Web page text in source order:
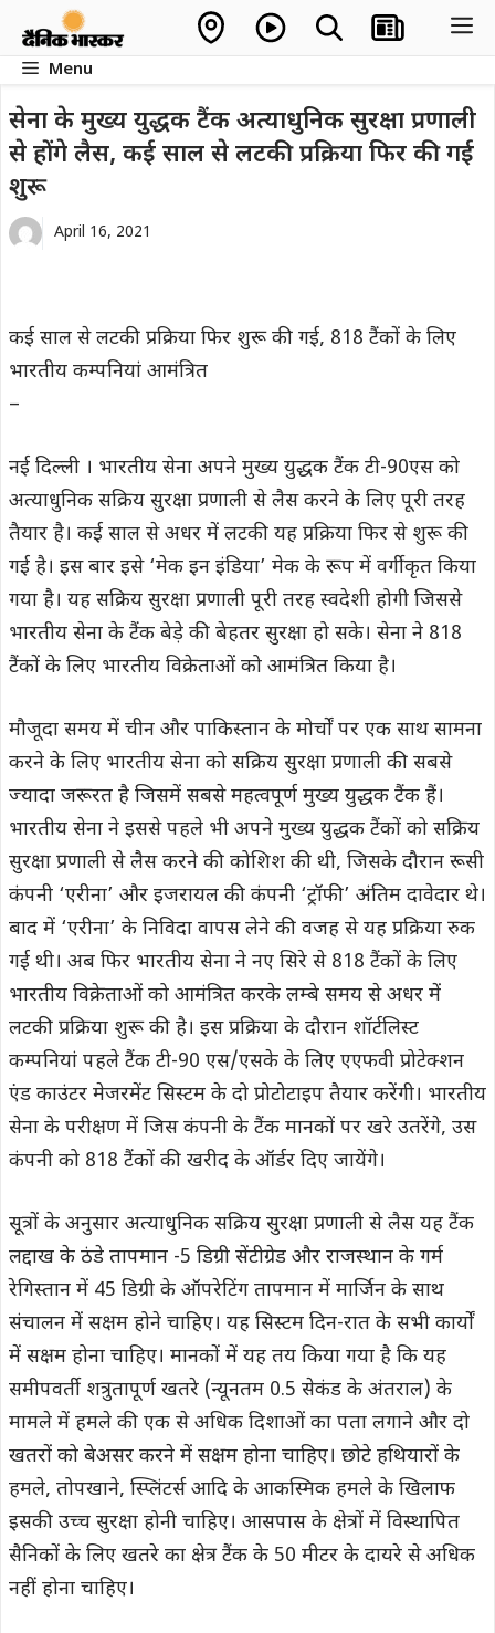
contentMenu
सेना के मुख्य युद्धक टैंक अत्याधुनिक सुरक्षा प्रणाली
से होंगे लैस, कई साल से लटकी प्रक्रिया फिर की गई
शुरू
April 16, 2021
कई साल से लटकी प्रक्रिया फिर शुरू की गई, 818 टैंकों के लिए
भारतीय कम्पनियां आमंत्रित
–
नई दिल्ली । भारतीय सेना अपने मुख्य युद्धक टैंक टी-90एस को
अत्याधुनिक सक्रिय सुरक्षा प्रणाली से लैस करने के लिए पूरी तरह
तैयार है। कई साल से अधर में लटकी यह प्रक्रिया फिर से शुरू की
गई है। इस बार इसे ‘मेक इन इंडिया’ मेक के रूप में वर्गीकृत किया
गया है। यह सक्रिय सुरक्षा प्रणाली पूरी तरह स्वदेशी होगी जिससे
भारतीय सेना के टैंक बेड़े की बेहतर सुरक्षा हो सके। सेना ने 818
टैंकों के लिए भारतीय विक्रेताओं को आमंत्रित किया है।
मौजूदा समय में चीन और पाकिस्तान के मोर्चों पर एक साथ सामना
करने के लिए भारतीय सेना को सक्रिय सुरक्षा प्रणाली की सबसे
ज्यादा जरूरत है जिसमें सबसे महत्वपूर्ण मुख्य युद्धक टैंक हैं।
भारतीय सेना ने इससे पहले भी अपने मुख्य युद्धक टैंकों को सक्रिय
सुरक्षा प्रणाली से लैस करने की कोशिश की थी, जिसके दौरान रूसी
कंपनी ‘एरीना’ और इजरायल की कंपनी ‘ट्रॉफी’ अंतिम दावेदार थे।
बाद में ‘एरीना’ के निविदा वापस लेने की वजह से यह प्रक्रिया रुक
गई थी। अब फिर भारतीय सेना ने नए सिरे से 818 टैंकों के लिए
भारतीय विक्रेताओं को आमंत्रित करके लम्बे समय से अधर में
लटकी प्रक्रिया शुरू की है। इस प्रक्रिया के दौरान शॉर्टलिस्ट
कम्पनियां पहले टैंक टी-90 एस/एसके के लिए एएफवी प्रोटेक्शन
एंड काउंटर मेजरमेंट सिस्टम के दो प्रोटोटाइप तैयार करेंगी। भारतीय
सेना के परीक्षण में जिस कंपनी के टैंक मानकों पर खरे उतरेंगे, उस
कंपनी को 818 टैंकों की खरीद के ऑर्डर दिए जायेंगे।
सूत्रों के अनुसार अत्याधुनिक सक्रिय सुरक्षा प्रणाली से लैस यह टैंक
लद्दाख के ठंडे तापमान -5 डिग्री सेंटीग्रेड और राजस्थान के गर्म
रेगिस्तान में 45 डिग्री के ऑपरेटिंग तापमान में मार्जिन के साथ
संचालन में सक्षम होने चाहिए। यह सिस्टम दिन-रात के सभी कार्यों
में सक्षम होना चाहिए। मानकों में यह तय किया गया है कि यह
समीपवर्ती शत्रुतापूर्ण खतरे (न्यूनतम 0.5 सेकंड के अंतराल) के
मामले में हमले की एक से अधिक दिशाओं का पता लगाने और दो
खतरों को बेअसर करने में सक्षम होना चाहिए। छोटे हथियारों के
हमले, तोपखाने, स्प्लिंटर्स आदि के आकस्मिक हमले के खिलाफ
इसकी उच्च सुरक्षा होनी चाहिए। आसपास के क्षेत्रों में विस्थापित
सैनिकों के लिए खतरे का क्षेत्र टैंक के 50 मीटर के दायरे से अधिक
नहीं होना चाहिए।